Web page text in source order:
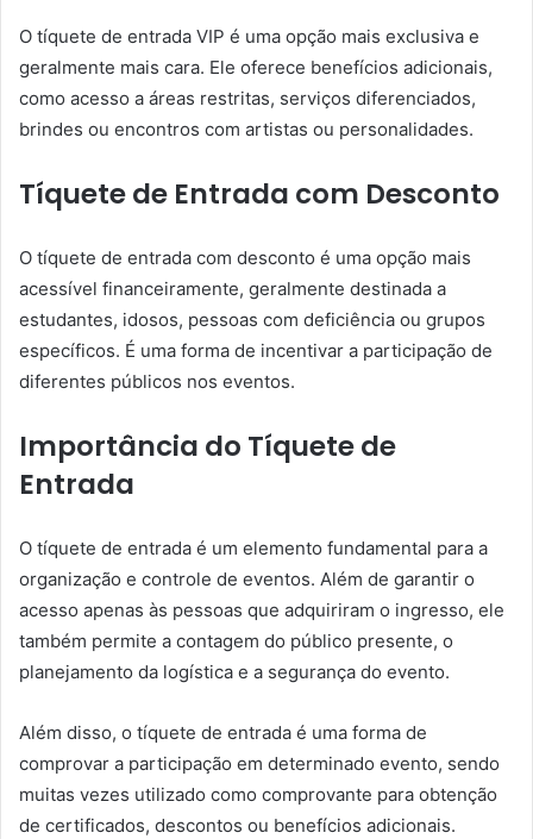
O tíquete de entrada VIP é uma opção mais exclusiva e
geralmente mais cara. Ele oferece benefícios adicionais,
como acesso a áreas restritas, serviços diferenciados,
brindes ou encontros com artistas ou personalidades.
Tíquete de Entrada com Desconto
O tíquete de entrada com desconto é uma opção mais
acessível financeiramente, geralmente destinada a
estudantes, idosos, pessoas com deficiência ou grupos
específicos. É uma forma de incentivar a participação de
diferentes públicos nos eventos.
Importância do Tíquete de
Entrada
O tíquete de entrada é um elemento fundamental para a
organização e controle de eventos. Além de garantir o
acesso apenas às pessoas que adquiriram o ingresso, ele
também permite a contagem do público presente, o
planejamento da logística e a segurança do evento.
Além disso, o tíquete de entrada é uma forma de
comprovar a participação em determinado evento, sendo
muitas vezes utilizado como comprovante para obtenção
de certificados, descontos ou benefícios adicionais.